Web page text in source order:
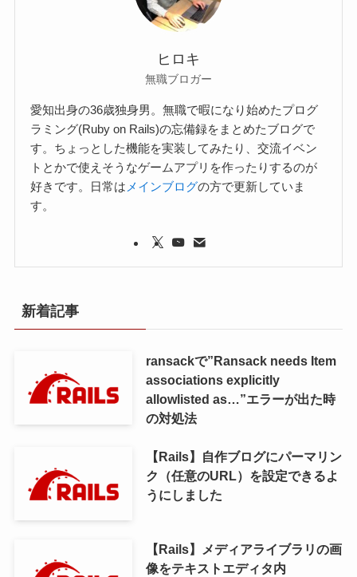
ヒロキ
無職ブロガー
愛知出身の36歳独身男。無職で暇になり始めたプログ
ラミング(Ruby on Rails)の忘備録をまとめたブログで
す。ちょっとした機能を実装してみたり、交流イベン
トとかで使えそうなゲームアプリを作ったりするのが
好きです。日常は メインブログの方で更新していま
す。
新着記事
ransackで”Ransack needs Item
associations explicitly
allowlisted as…”エラーが出た時
の対処法
【Rails】自作ブログにパーマリン
ク（任意のURL）を設定できるよ
うにしました
【Rails】メディアライブラリの画
像をテキストエディタ内